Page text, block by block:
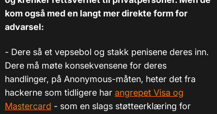
kom også med en langt mer direkte form for
advarsel:
- Dere så et vepsebol og stakk penisene deres inn.
Dere må møte konsekvensene for deres
handlinger, på Anonymous-måten, heter det fra
hackerne som tidligere har angrepet Visa og
Mastercard - som en slags støtteerklæring for